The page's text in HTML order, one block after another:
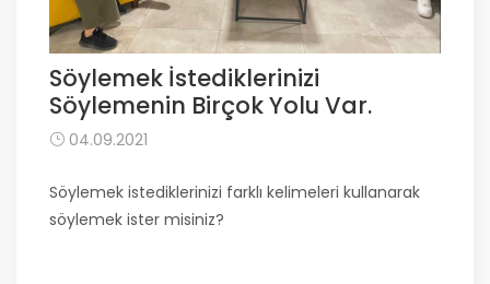
Söylemek İstediklerinizi
Söylemenin Birçok Yolu Var.
04.09.2021
Söylemek istediklerinizi farklı kelimeleri kullanarak
söylemek ister misiniz?